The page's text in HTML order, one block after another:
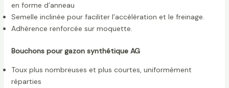
en forme d’anneau
Semelle inclinée pour faciliter l’accélération et le freinage.
Adhérence renforcée sur moquette.
Bouchons pour gazon synthétique AG
Toux plus nombreuses et plus courtes, uniformément
réparties